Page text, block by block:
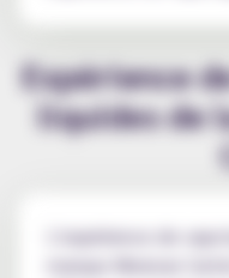
Expérience
liquides de
L'expérience de